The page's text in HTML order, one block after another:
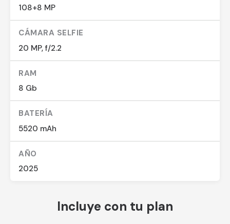
108+8 MP
CÁMARA SELFIE
20 MP, f/2.2
RAM
8 Gb
BATERÍA
5520 mAh
AÑO
2025
Incluye con tu plan